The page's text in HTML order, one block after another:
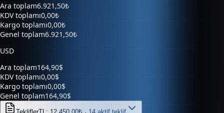
Ara toplam6.921,50₺
KDV toplamı0,00₺
Kargo toplamı0,00₺
Genel toplam6.921,50₺
USD
Ara toplam164,90$
KDV toplamı0,00$
Kargo toplamı0,00$
Genel toplam164,90$